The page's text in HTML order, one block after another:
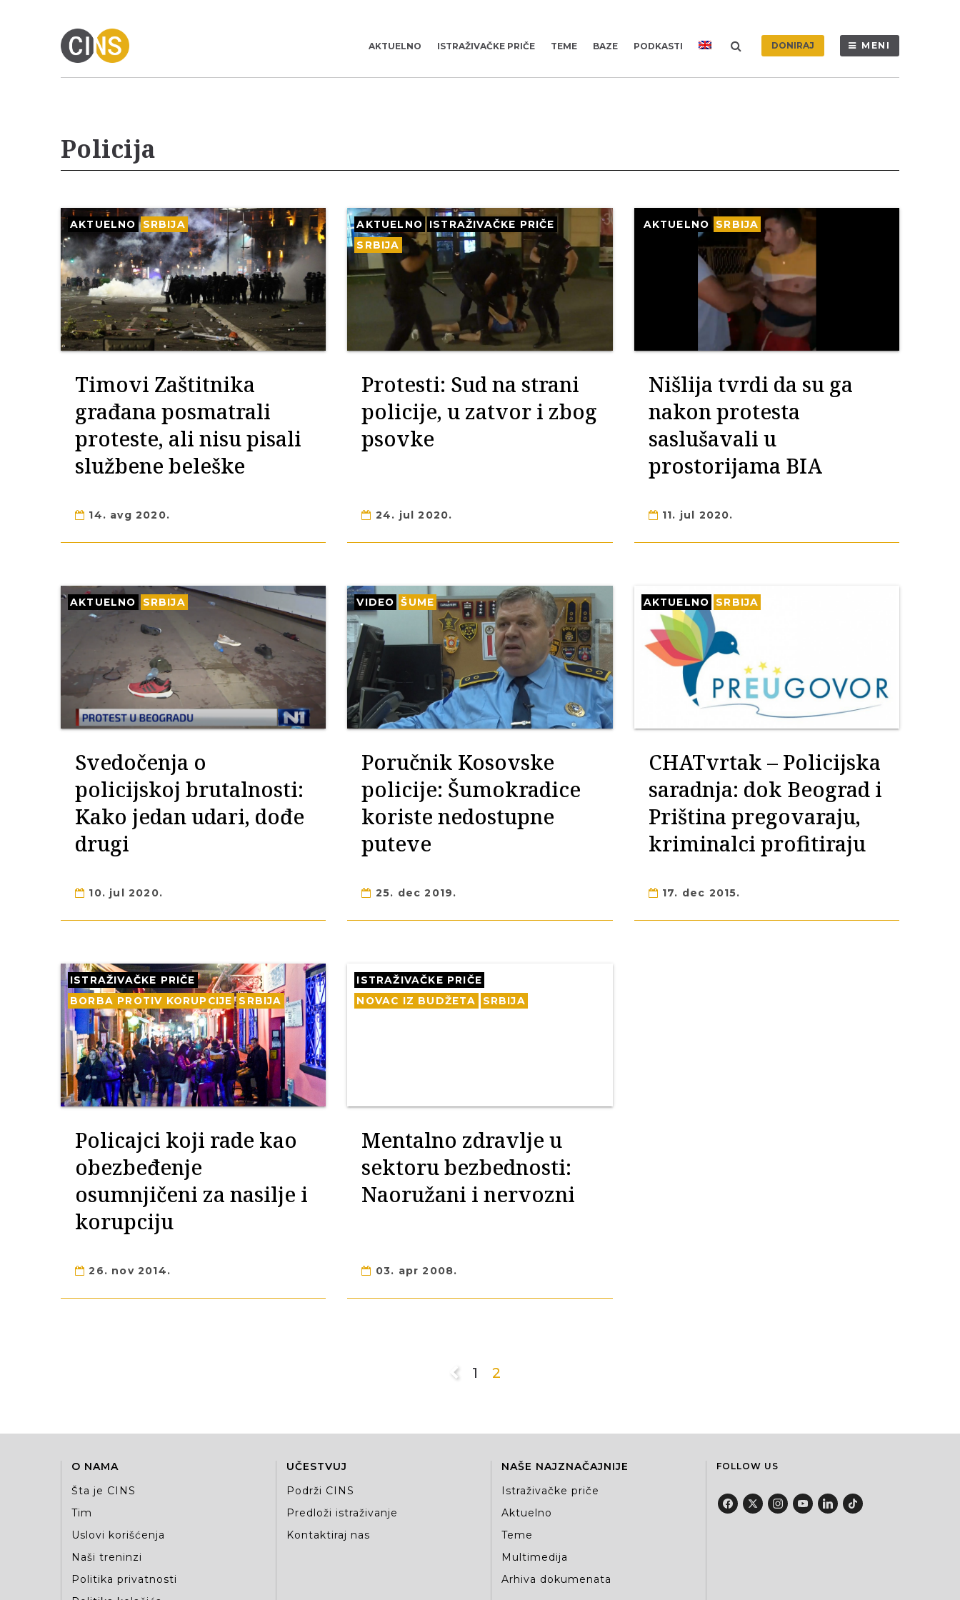
AKTUELNO ISTRAŽIVAČKE PRIČE TEME BAZE PODKASTI DONIRAJ MENI
Policija
AKTUELNO SRBIJA
Timovi Zaštitnika
građana posmatrali
proteste, ali nisu pisali
službene beleške
14. avg 2020.
AKTUELNO
ISTRAŽIVAČKE PRIČE
SRBIJA
Protesti: Sud na strani
policije, u zatvor i zbog
psovke
24. jul 2020.
AKTUELNO SRBIJA
Nišlija tvrdi da su ga
nakon protesta
saslušavali u
prostorijama BIA
11. jul 2020.
AKTUELNO SRBIJA
Svedočenja o
policijskoj brutalnosti:
Kako jedan udari, dođe
drugi
10. jul 2020.
VIDEO ŠUME
Poručnik Kosovske
policije: Šumokradice
koriste nedostupne
puteve
25. dec 2019.
AKTUELNO SRBIJA
CHATvrtak – Policijska
saradnja: dok Beograd i
Priština pregovaraju,
kriminalci profitiraju
17. dec 2015.
ISTRAŽIVAČKE PRIČE
BORBA PROTIV KORUPCIJE
SRBIJA
Policajci koji rade kao
obezbeđenje
osumnjičeni za nasilje i
korupciju
26. nov 2014.
ISTRAŽIVAČKE PRIČE
NOVAC IZ BUDŽETA
SRBIJA
Mentalno zdravlje u
sektoru bezbednosti:
Naoružani i nervozni
03. apr 2008.
1 2
O NAMA
Šta je CINS
Tim
Uslovi korišćenja
Naši treninzi
Politika privatnosti
UČESTVUJ
Podrži CINS
Predloži istraživanje
Kontaktiraj nas
NAŠE NAJZNAČAJNIJE
Istraživačke priče
Aktuelno
Teme
Multimedija
Arhiva dokumenata
FOLLOW US